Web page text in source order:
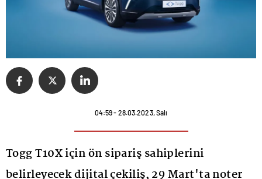
04:59 - 28.03.2023, Salı
Togg T10X için ön sipariş sahiplerini
belirleyecek dijital çekiliş, 29 Mart'ta noter